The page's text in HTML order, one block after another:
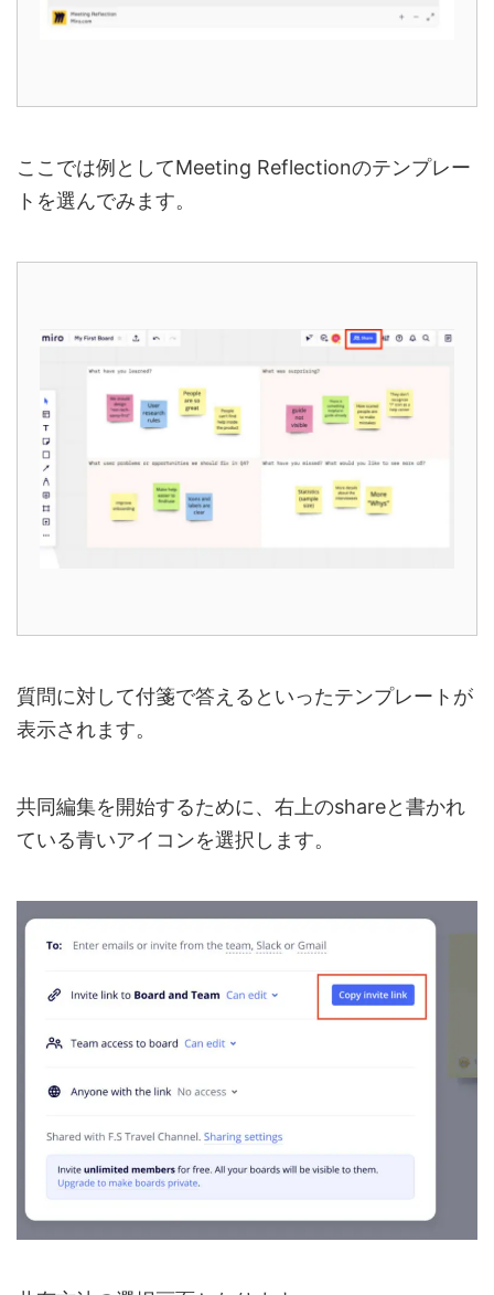
ここでは例としてMeeting Reflectionのテンプレー
トを選んでみます。
質問に対して付箋で答えるといったテンプレートが
表示されます。
共同編集を開始するために、右上のshareと書かれ
ている青いアイコンを選択します。